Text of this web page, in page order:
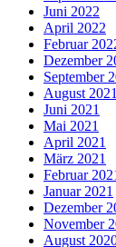
Juni 2022
April 2022
Februar
Dezember
September
August 2021
Juni 2021
Mai 2021
April 2021
März 2021
Februar
Januar 2021
Dezember
November
August